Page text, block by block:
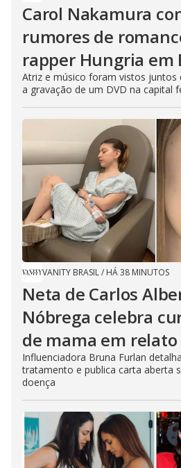
Carol Nakamura
rumores de
rapper Hungria em
Atriz e músico foram vistos juntos
a gravação de um DVD na capital
VANITY BRASIL/ HÁ 38 MINUTOS
Neta de Carlos
Nóbrega celebra
de mama em
Influenciadora Bruna Furlan
tratamento e publica carta aberta
doença